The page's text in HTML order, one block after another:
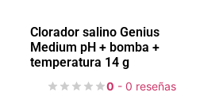
Clorador salino Genius
Medium pH + bomba +
temperatura 14 g
0 - 0 reseñas